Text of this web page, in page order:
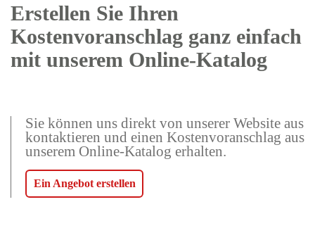
Erstellen Sie Ihren
Kostenvoranschlag ganz einfach
mit unserem Online-Katalog
Sie können uns direkt von unserer Website aus
kontaktieren und einen Kostenvoranschlag aus
unserem Online-Katalog erhalten.
Ein Angebot erstellen